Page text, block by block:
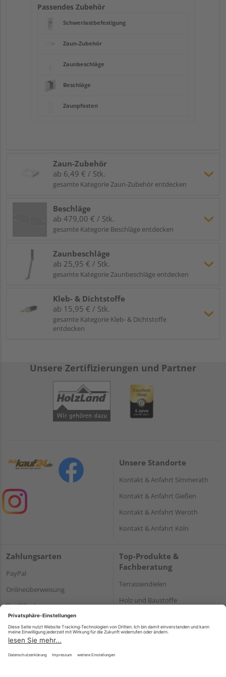
Passendes Zubehör
Schwerlastbefestigung
Zaun-Zubehör
Zaunbeschläge
Beschläge
Zaunpfosten
Zaun-Zubehör
ab 6,49 € / Stk.
gesamte Kategorie Zaun-Zubehör entdecken
Beschläge
ab 479,00 € / Stk.
gesamte Kategorie Beschläge entdecken
Zaunbeschläge
ab 25,95 € / Stk.
gesamte Kategorie Zaunbeschläge entdecken
Kleb- & Dichtstoffe
ab 15,95 € / Stk.
gesamte Kategorie Kleb- & Dichtstoffe
entdecken
Unsere Zertifizierungen und Partner
Unsere Standorte
Kontakt & Anfahrt Simmerath
Kontakt & Anfahrt Gießen
Kontakt & Anfahrt Weroth
Kontakt & Anfahrt Köln
Zahlungsarten
PayPal
Onlineüberweisung
Kreditkarte
*Bonität vorausgesetzt
Top-Produkte &
Fachberatung
Terrassendielen
Holz und Baustoffe